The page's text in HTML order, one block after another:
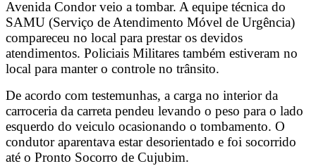
Avenida Condor veio a tombar. A equipe técnica do
SAMU (Serviço de Atendimento Móvel de Urgência)
compareceu no local para prestar os devidos
atendimentos. Policiais Militares também estiveram no
local para manter o controle no trânsito.
De acordo com testemunhas, a carga no interior da
carroceria da carreta pendeu levando o peso para o lado
esquerdo do veiculo ocasionando o tombamento. O
condutor aparentava estar desorientado e foi socorrido
até o Pronto Socorro de Cujubim.